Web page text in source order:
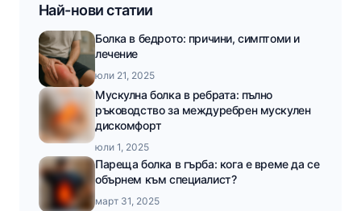
Най-нови статии
Болка в бедрото: причини, симптоми и
лечение
юли 21, 2025
Мускулна болка в ребрата: пълно
ръководство за междуребрен мускулен
дискомфорт
юли 1, 2025
Пареща болка в гърба: кога е време да се
обърнем към специалист?
март 31, 2025